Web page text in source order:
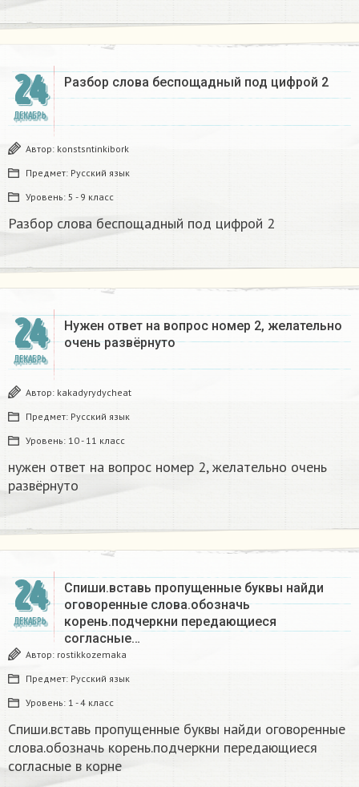
24
ДЕКАБРЬ
Разбор слова беспощадный под цифрой 2
Автор: konstsntinkibork
Предмет: Русский язык
Уровень: 5 - 9 класс
Разбор слова беспощадный под цифрой 2
24
ДЕКАБРЬ
Нужен ответ на вопрос номер 2, желательно
очень развёрнуто
Автор: kakadyrydycheat
Предмет: Русский язык
Уровень: 10 - 11 класс
нужен ответ на вопрос номер 2, желательно очень
развёрнуто
24
ДЕКАБРЬ
Спиши.вставь пропущенные буквы найди
оговоренные слова.обозначь
корень.подчеркни передающиеся
согласные…
Автор: rostikkozemaka
Предмет: Русский язык
Уровень: 1 - 4 класс
Спиши.вставь пропущенные буквы найди оговоренные
слова.обозначь корень.подчеркни передающиеся
согласные в корне